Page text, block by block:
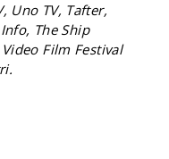
Uno TV, Tafter,
The Ship
Film Festival